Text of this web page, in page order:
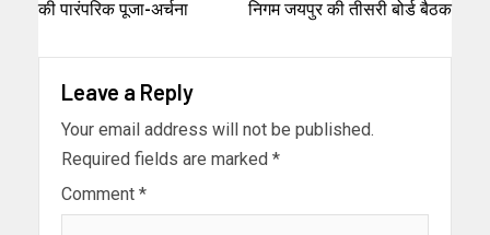
की पारंपरिक पूजा-अर्चना
निगम जयपुर की तीसरी बोर्ड बैठक
Leave a Reply
Your email address will not be published.
Required fields are marked *
Comment *